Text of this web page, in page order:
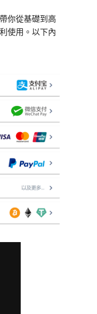
你從基礎到高
使用。以下內